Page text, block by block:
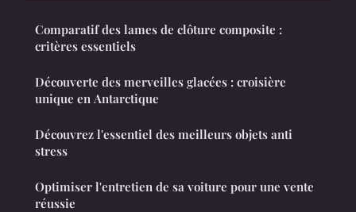
Comparatif des lames de clôture composite :
critères essentiels
Découverte des merveilles glacées : croisière
unique en Antarctique
Découvrez l'essentiel des meilleurs objets anti
stress
Optimiser l'entretien de sa voiture pour une vente
réussie